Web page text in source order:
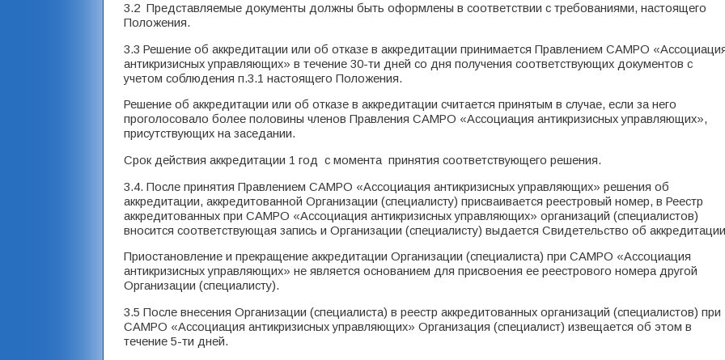
3.2 Представляемые документы должны быть оформлены в соответствии с требованиями, настоящего
Положения.
3.3 Решение об аккредитации или об отказе в аккредитации принимается Правлением САМРО
антикризисных управляющих» в течение 30-ти дней со дня получения соответствующих документов с
учетом соблюдения п.3.1 настоящего Положения.
Решение об аккредитации или об отказе в аккредитации считается принятым в случае, если за него
проголосовало более половины членов Правления САМРО «Ассоциация антикризисных управляющих»,
присутствующих на заседании.
Срок действия аккредитации 1 год с момента принятия соответствующего решения.
3.4. После принятия Правлением САМРО «Ассоциация антикризисных управляющих» решения об
аккредитации, аккредитованной Организации (специалисту) присваивается реестровый номер, в Реестр
аккредитованных при САМРО «Ассоциация антикризисных управляющих» организаций (специалистов)
вносится соответствующая запись и Организации (специалисту) выдается Свидетельство об
Приостановление и прекращение аккредитации Организации (специалиста) при САМРО «Ассоциация
антикризисных управляющих» не является основанием для присвоения ее реестрового номера другой
Организации (специалисту).
3.5 После внесения Организации (специалиста) в реестр аккредитованных организаций (специалистов) при
САМРО «Ассоциация антикризисных управляющих» Организация (специалист) извещается об этом в
течение 5-ти дней.